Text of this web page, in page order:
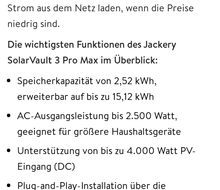
Strom aus dem Netz laden, wenn die Preise
niedrig sind.
Die wichtigsten Funktionen des Jackery
SolarVault 3 Pro Max im Überblick:
Speicherkapazität von 2,52 kWh,
erweiterbar auf bis zu 15,12 kWh
AC-Ausgangsleistung bis 2.500 Watt,
geeignet für größere Haushaltsgeräte
Unterstützung von bis zu 4.000 Watt PV-
Eingang (DC)
Plug-and-Play-Installation über die